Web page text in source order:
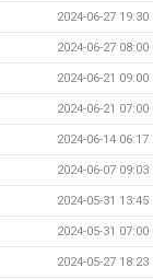
2024-06-27 19:30
2024-06-27 08:00
2024-06-21 09:00
2024-06-21 07:00
2024-06-14 06:17
2024-06-07 09:03
2024-05-31 13:45
2024-05-31 07:00
2024-05-27 18:23